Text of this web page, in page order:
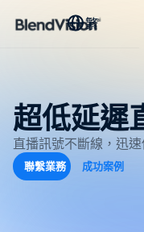
繁
超低延遲
直播訊號不斷線，迅
聯繫業務 成功案例